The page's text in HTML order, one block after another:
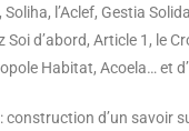
l’Aclef, Gestia
Soi d’abord, Article 1, le
Habitat, Acoela… et
: construction d’un savoir